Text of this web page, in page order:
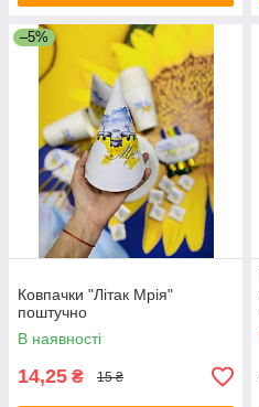
–5%
Ковпачки "Літак Мрія"
поштучно
В наявності
14,25 ₴ 15 ₴